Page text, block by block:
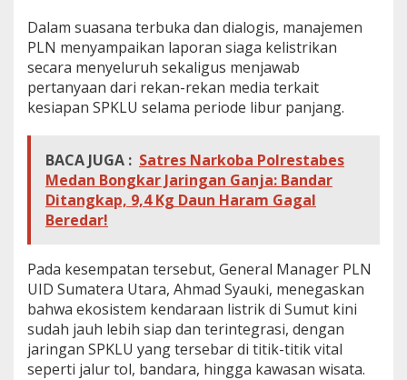
Dalam suasana terbuka dan dialogis, manajemen
PLN menyampaikan laporan siaga kelistrikan
secara menyeluruh sekaligus menjawab
pertanyaan dari rekan-rekan media terkait
kesiapan SPKLU selama periode libur panjang.
BACA JUGA : Satres Narkoba Polrestabes
Medan Bongkar Jaringan Ganja: Bandar
Ditangkap, 9,4 Kg Daun Haram Gagal
Beredar!
Pada kesempatan tersebut, General Manager PLN
UID Sumatera Utara, Ahmad Syauki, menegaskan
bahwa ekosistem kendaraan listrik di Sumut kini
sudah jauh lebih siap dan terintegrasi, dengan
jaringan SPKLU yang tersebar di titik-titik vital
seperti jalur tol, bandara, hingga kawasan wisata.